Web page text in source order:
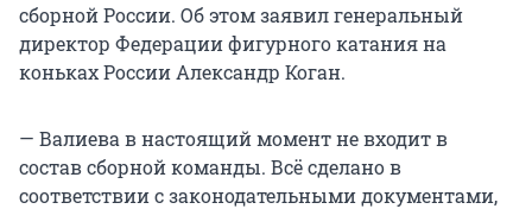
сборной России. Об этом заявил генеральный
директор Федерации фигурного катания на
коньках России Александр Коган.
— Валиева в настоящий момент не входит в
состав сборной команды. Всё сделано в
соответствии с законодательными документами,